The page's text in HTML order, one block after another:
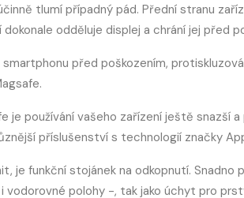
tlumí případný pád. Přední stranu
odděluje displej a chrání jej před
před poškozením,
je používání vašeho zařízení ještě snazší
příslušenství s technologií značky
je funkční stojánek na odkopnutí. Snadno
polohy -, tak jako úchyt pro